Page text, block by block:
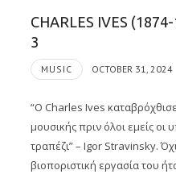
CHARLES IVES
3
MUSIC OCTOBER 31, 2024
“Ο Charles Ives
μουσικής πριν όλοι εμείς οι
τραπέζι” – Igor Stravinsky.
βιοποριστική εργασία του